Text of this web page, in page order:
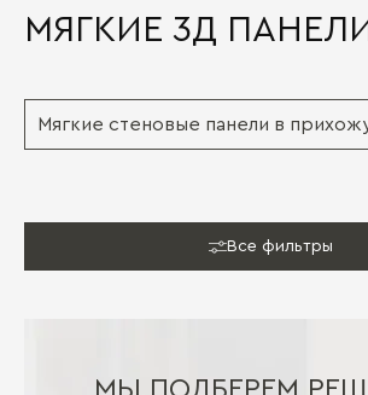
МЯГКИЕ 3Д
Мягкие стеновые панели в
Все фильтры